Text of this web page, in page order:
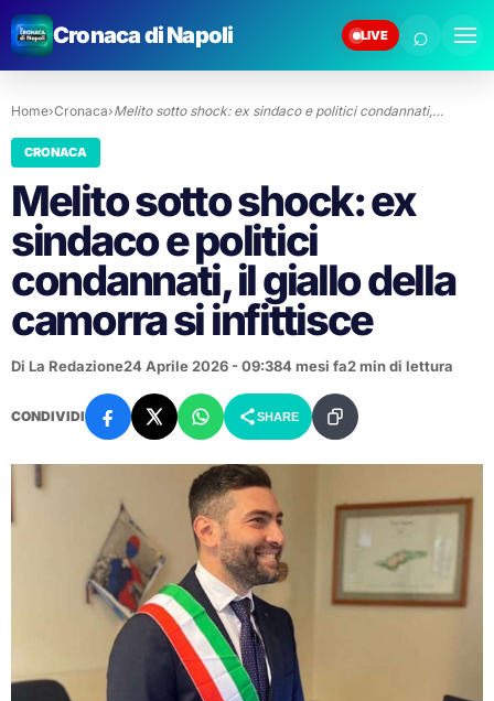
Cronaca di Napoli LIVE ⌕
Home›Cronaca›Melito sotto shock: ex sindaco e politici condannati,…
CRONACA
Melito sotto shock: ex
sindaco e politici
condannati, il giallo della
camorra si infittisce
Di La Redazione24 Aprile 2026 - 09:384 mesi fa2 min di lettura
CONDIVIDI SHARE